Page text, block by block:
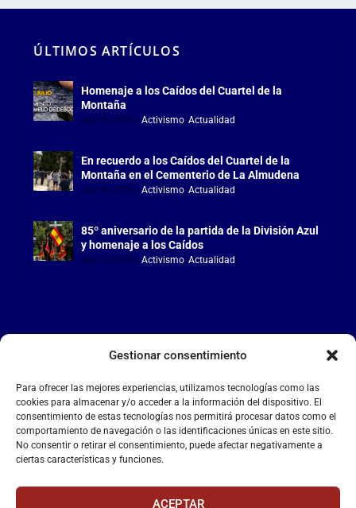
Gestionar consentimiento
Para ofrecer las mejores experiencias, utilizamos tecnologías como las
cookies para almacenar y/o acceder a la información del dispositivo. El
consentimiento de estas tecnologías nos permitirá procesar datos como el
comportamiento de navegación o las identificaciones únicas en este sitio.
No consentir o retirar el consentimiento, puede afectar negativamente a
ciertas características y funciones.
ACEPTAR
ÚLTIMOS ARTÍCULOS
Homenaje a los Caídos del Cuartel de la
Montaña
Jul 18, 2026 |Activismo,Actualidad
En recuerdo a los Caídos del Cuartel de la
Montaña en el Cementerio de La Almudena
Jul 18, 2026 |Activismo,Actualidad
85º aniversario de la partida de la División Azul
y homenaje a los Caídos
Jul 15, 2026 |Activismo,Actualidad
LA FALANGE
Reproductor
de
vídeo